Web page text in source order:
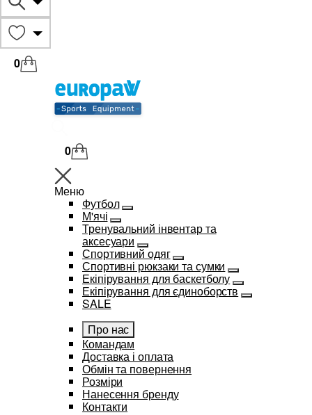
0
0
Меню
Футбол
М'ячі
Тренувальний інвентар та
аксесуари
Спортивний одяг
Спортивні рюкзаки та сумки
Екіпірування для баскетболу
Екіпірування для єдиноборств
SALE
Про нас
Командам
Доставка і оплата
Обмін та повернення
Розміри
Нанесення бренду
Контакти